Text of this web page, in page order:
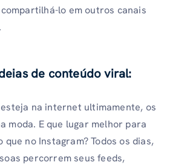
lo em outros canais
de conteúdo viral:
na internet ultimamente, os
moda. E que lugar melhor para
no Instagram? Todos os dias,
percorrem seus feeds,